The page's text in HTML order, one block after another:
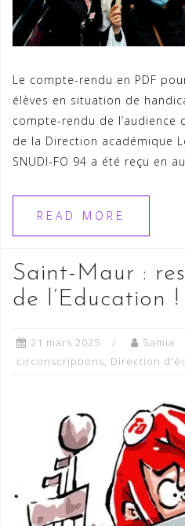
Le compte-rendu en PDF
élèves en situation de
compte-rendu de l’audience
de la Direction académique
SNUDI-FO 94 a été reçu en
READ MORE
Saint-Maur :
de l’Education !
21 mars 2025 Samia
circonscriptions, Direction